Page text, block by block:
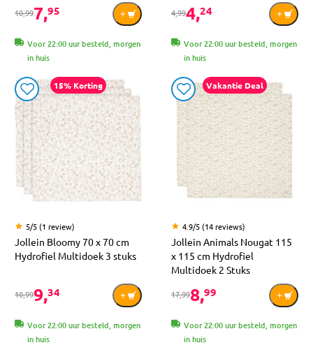
10,997,95
Voor 22:00 uur besteld, morgen
in huis
4,994,24
Voor 22:00 uur besteld, morgen
in huis
15% Korting
5/5 (1 review)
Jollein Bloomy 70 x 70 cm
Hydrofiel Multidoek 3 stuks
10,999,34
Voor 22:00 uur besteld, morgen
in huis
Vakantie Deal
4.9/5 (14 reviews)
Jollein Animals Nougat 115
x 115 cm Hydrofiel
Multidoek 2 Stuks
17,998,99
Voor 22:00 uur besteld, morgen
in huis